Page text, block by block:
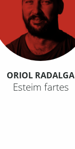
ORIOL RADALGA
Esteim fartes